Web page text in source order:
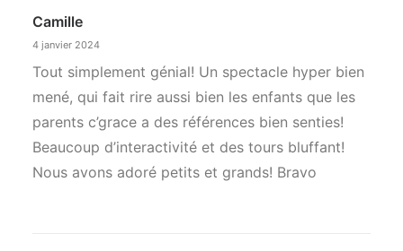
Camille
4 janvier 2024
Tout simplement génial! Un spectacle hyper bien
mené, qui fait rire aussi bien les enfants que les
parents c’grace a des références bien senties!
Beaucoup d’interactivité et des tours bluffant!
Nous avons adoré petits et grands! Bravo